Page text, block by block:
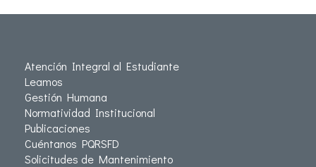
Atención Integral al Estudiante
Leamos
Gestión Humana
Normatividad Institucional
Publicaciones
Cuéntanos PQRSFD
Solicitudes de Mantenimiento